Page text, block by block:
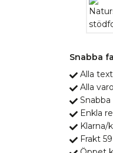
Snabba
Alla
Alla
Snabba
Enkla
Klarna/
Frakt 59